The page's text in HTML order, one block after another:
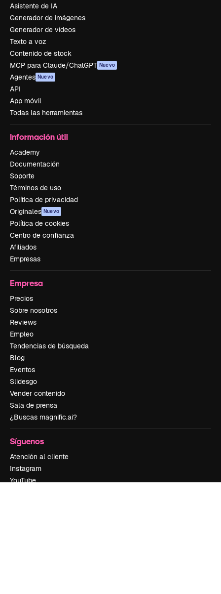
Asistente de IA
Generador de imágenes
Generador de vídeos
Texto a voz
Contenido de stock
MCP para Claude/ChatGPT Nuevo
Agentes Nuevo
API
App móvil
Todas las herramientas
Información útil
Academy
Documentación
Soporte
Términos de uso
Política de privacidad
Originales Nuevo
Política de cookies
Centro de confianza
Afiliados
Empresas
Empresa
Precios
Sobre nosotros
Reviews
Empleo
Tendencias de búsqueda
Blog
Eventos
Slidesgo
Vender contenido
Sala de prensa
¿Buscas magnific.ai?
Síguenos
Atención al cliente
Instagram
YouTube